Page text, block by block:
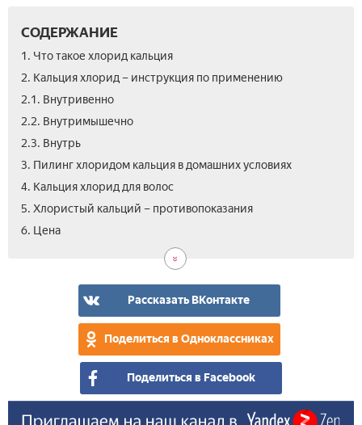
СОДЕРЖАНИЕ
1. Что такое хлорид кальция
2. Кальция хлорид – инструкция по применению
2.1. Внутривенно
2.2. Внутримышечно
2.3. Внутрь
3. Пилинг хлоридом кальция в домашних условиях
4. Кальция хлорид для волос
5. Хлористый кальций – противопоказания
6. Цена­
Рассказать ВКонтакте
Поделиться в Одноклассниках
Поделиться в Facebook